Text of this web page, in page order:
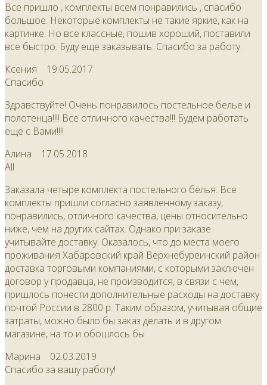
Все пришло , комплекты всем понравились , спасибо
большое. Некоторые комплекты не такие яркие, как на
картинке. Но все классные, пошив хороший, поставили
все быстро. Буду еще заказывать. Спасибо за работу.
Ксения 19.05.2017
Спасибо
Здравствуйте! Очень понравилось постельное белье и
полотенца!!!! Все отличного качества!!! Будем работать
еще с Вами!!!!
Алина 17.05.2018
All
Заказала четыре комплекта постельного белья. Все
комплекты пришли согласно заявленному заказу,
понравились, отличного качества, цены относительно
ниже, чем на других сайтах. Однако при заказе
учитывайте доставку. Оказалось, что до места моего
проживания Хабаровский край Верхнебуреинский район
доставка торговыми компаниями, с которыми заключен
договор у продавца, не производится, в связи с чем,
пришлось понести дополнительные расходы на доставку
почтой России в 2800 р. Таким образом, учитывая общие
затраты, можно было бы заказ делать и в другом
магазине, на то и обошлось бы
Марина 02.03.2019
Спасибо за вашу работу!